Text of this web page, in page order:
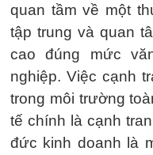
quan tầm về một
tập trung và quan
cao đúng mức
nghiệp. Việc cạnh
trong môi trường
tế chính là cạnh
đức kinh doanh là